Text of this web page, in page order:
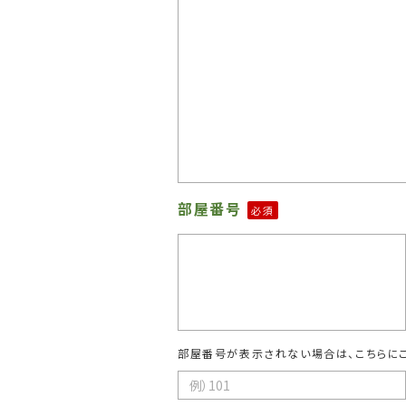
部屋番号 必須
部屋番号が表示されない場合は、こちらに